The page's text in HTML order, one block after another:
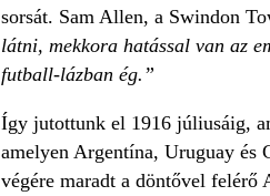
sorsát. Sam Allen, a Swindon
látni, mekkora hatással van az
futball-lázban ég.”
Így jutottunk el 1916 júliusáig,
amelyen Argen­tína, Uruguay és
végére maradt a döntővel felérő